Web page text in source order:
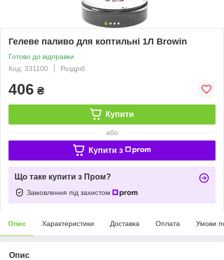
Гелеве паливо для коптильні 1Л Вrowin
Готово до відправки
Код: 331100
Роздріб
406 ₴
Купити
або
Купити з
Що таке купити з Пром?
Замовлення під захистом
Опис Характеристики Доставка Оплата Умови
Опис